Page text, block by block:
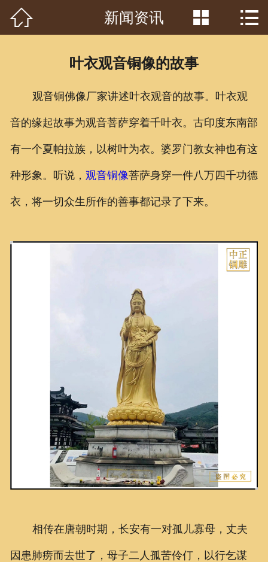
首页
新闻资讯
 新闻资讯  
叶衣观音铜像的故事
观音铜佛像厂家讲述叶衣观音的故事。叶衣观
音的缘起故事为观音菩萨穿着千叶衣。古印度东南部
有一个夏帕拉族，以树叶为衣。婆罗门教女神也有这
种形象。听说， 观音铜像菩萨身穿一件八万四千功德
衣，将一切众生所作的善事都记录了下来。
相传在唐朝时期，长安有一对孤儿寡母，丈夫
因患肺痨而去世了，母子二人孤苦伶仃，以行乞谋